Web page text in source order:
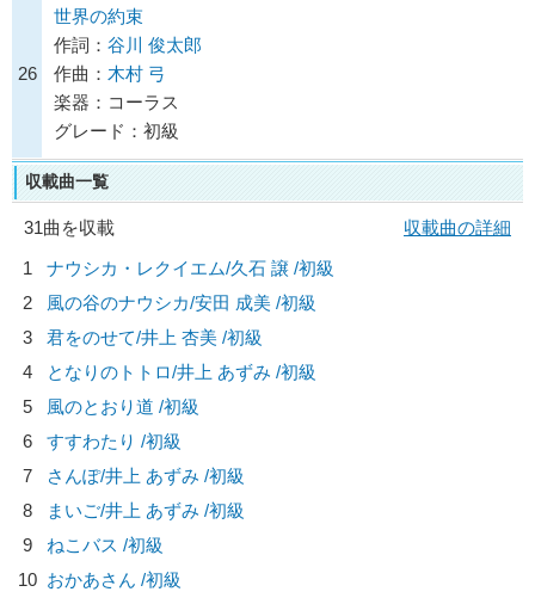
26
世界の約束
作詞： 谷川 俊太郎
作曲： 木村 弓
楽器：コーラス
グレード：初級
収載曲一覧
31曲を収載
収載曲の詳細
1
ナウシカ・レクイエム/久石 譲 /初級
2
風の谷のナウシカ/安田 成美 /初級
3
君をのせて/井上 杏美 /初級
4
となりのトトロ/井上 あずみ /初級
5
風のとおり道 /初級
6
すすわたり /初級
7
さんぽ/井上 あずみ /初級
8
まいご/井上 あずみ /初級
9
ねこバス /初級
10 おかあさん /初級